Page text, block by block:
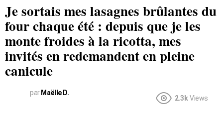
Je sortais mes lasagnes brûlantes du
four chaque été : depuis que je les
monte froides à la ricotta, mes
invités en redemandent en pleine
canicule
par Maëlle D.
2.3k Views